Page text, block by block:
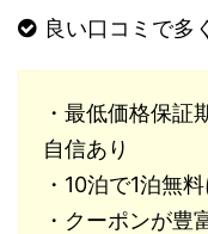
良い口コミで多
・最低価格保証
自信あり
・10泊で1泊無
・クーポンが豊